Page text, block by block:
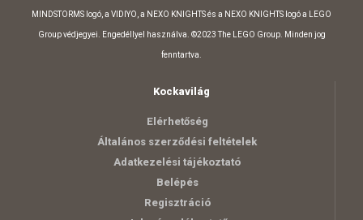
MINDSTORMS logó, a VIDIYO, a NEXO KNIGHTS és a NEXO KNIGHTS logó a LEGO
Group védjegyei. Engedéllyel használva. ©2023 The LEGO Group. Minden jog
fenntartva.
Kockavilág
Elérhetőség
Általános szerződési feltételek
Adatkezelési tájékoztató
Belépés
Regisztráció